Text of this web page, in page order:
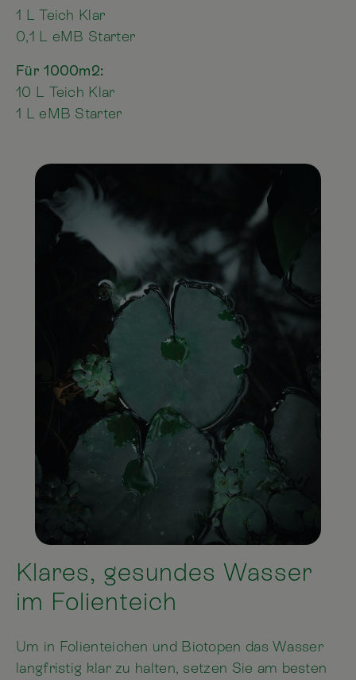
1 L Teich Klar
0,1 L eMB Starter
Für 1000m2:
10 L Teich Klar
1 L eMB Starter
Klares, gesundes Wasser
im Folienteich
Um in Folienteichen und Biotopen das Wasser
langfristig klar zu halten, setzen Sie am besten